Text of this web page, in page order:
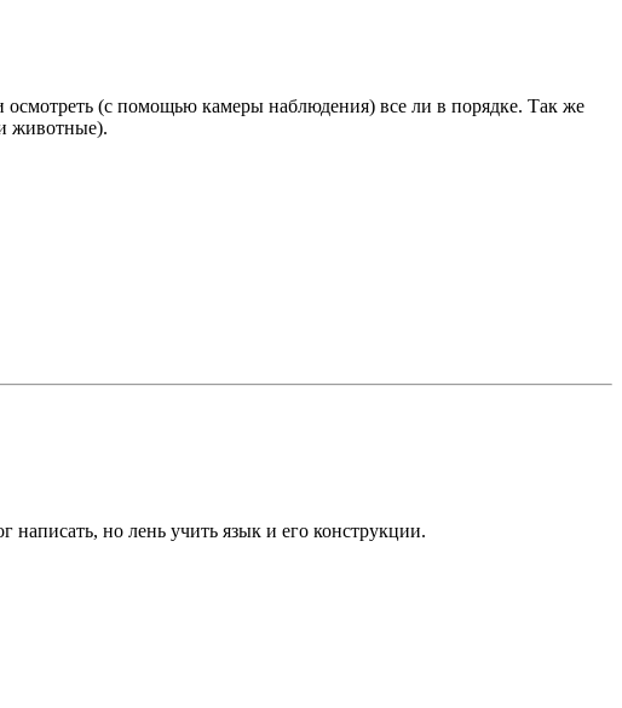
осмотреть (с помощью камеры наблюдения) все ли в порядке. Так же
животные).
но лень учить язык и его конструкции.